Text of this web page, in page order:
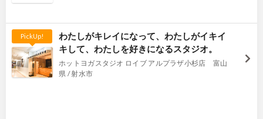
PickUp!
わたしがキレイになって、わたしがイキイ
キして、わたしを好きになるスタジオ。
ホットヨガスタジオ ロイブ アルプラザ小杉店 富山
県 / 射水市